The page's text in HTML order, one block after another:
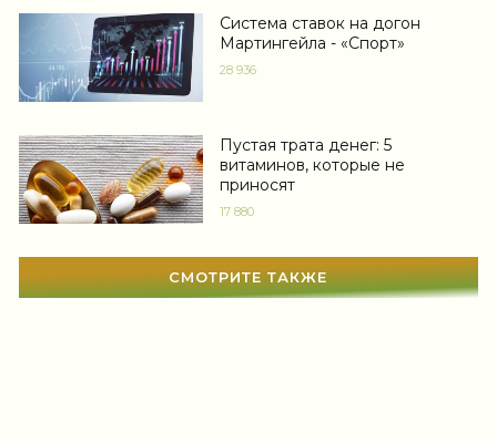
Тесты онлайн
Дом
Беременность
Автоледи
Новости звезд
(464)
Система ставок на догон
Мартингейла - «Спорт»
28 936
Пустая трата денег: 5
витаминов, которые не
приносят
17 880
СМОТРИТЕ ТАКЖЕ